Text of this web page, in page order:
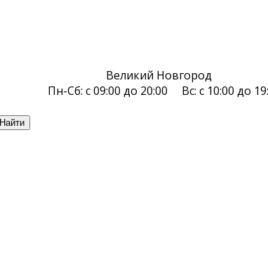
Великий Новгород
Пн-Сб: с 09:00 до 20:00 Вс: с 10:00 до
Найти